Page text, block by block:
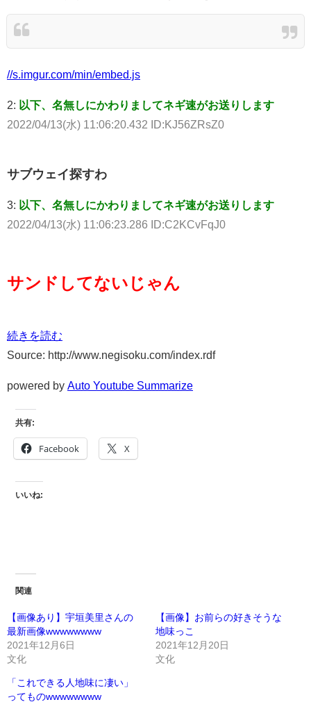
//s.imgur.com/min/embed.js
2: 以下、名無しにかわりましてネギ速がお送りします
2022/04/13(水) 11:06:20.432 ID:KJ56ZRsZ0
サブウェイ探すわ
3: 以下、名無しにかわりましてネギ速がお送りします
2022/04/13(水) 11:06:23.286 ID:C2KCvFqJ0
サンドしてないじゃん
続きを読む
Source: http://www.negisoku.com/index.rdf
powered by Auto Youtube Summarize
共有:
Facebook X
いいね:
関連
【画像あり】宇垣美里さんの
最新画像wwwwwwww
2021年12月6日
文化
【画像】お前らの好きそうな
地味っこ
2021年12月20日
文化
「これできる人地味に凄い」
ってものwwwwwwww